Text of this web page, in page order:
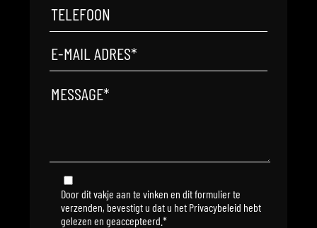
Door dit vakje aan te vinken en dit formulier te
verzenden, bevestigt u dat u het Privacybeleid hebt
gelezen en geaccepteerd.*